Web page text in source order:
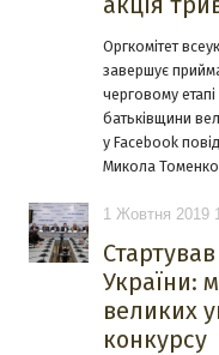
Оргкомітет
завершує
черговому
батьківщини
у Facebook
Микола
1 Жовтня 2019
України:
великих
конкурсу